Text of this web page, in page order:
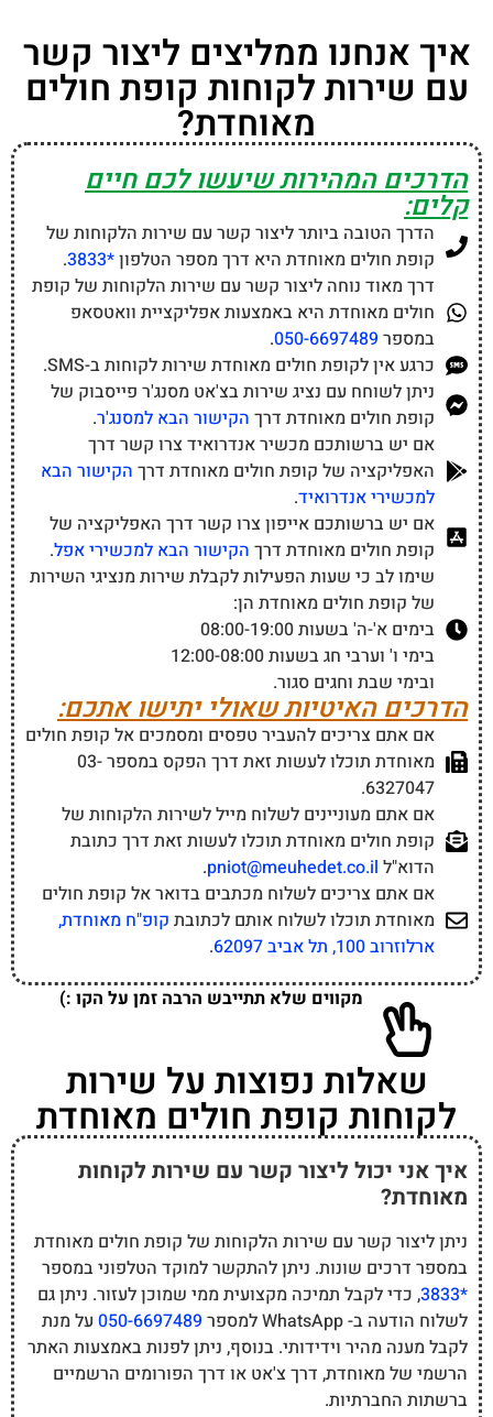
איך אנחנו ממליצים ליצור קשר
עם שירות לקוחות קופת חולים
מאוחדת?
הדרכים המהירות שיעשו לכם חיים
קלים:
הדרך הטובה ביותר ליצור קשר עם שירות הלקוחות של
קופת חולים מאוחדת היא דרך מספר הטלפון*3833
.
דרך מאוד נוחה ליצור קשר עם שירות הלקוחות של קופת
חולים מאוחדת היא באמצעות אפליקציית וואטסאפ
במספר 050-6697489
.
כרגע אין לקופת חולים מאוחדת שירות לקוחות ב-SMS.
ניתן לשוחח עם נציג שירות בצ'אט מסנג'ר פייסבוק של
קופת חולים מאוחדת דרך הקישור הבא למסנג'ר.
אם יש ברשותכם מכשיר אנדרואיד צרו קשר דרך
האפליקציה של קופת חולים מאוחדת דרך הקישור הבא
למכשירי אנדרואיד.
אם יש ברשותכם אייפון צרו קשר דרך האפליקציה של
קופת חולים מאוחדת דרך הקישור הבא למכשירי אפל.
שימו לב כי שעות הפעילות לקבלת שירות מנציגי השירות
של קופת חולים מאוחדת הן:
בימים א'-ה' בשעות 08:00-19:00
בימי ו' וערבי חג בשעות 12:00-08:00
ובימי שבת וחגים סגור.
הדרכים האיטיות שאולי יתישו אתכם:
אם אתם צריכים להעביר טפסים ומסמכים אל קופת חולים
מאוחדת תוכלו לעשות זאת דרך הפקס במספר 03-
6327047.
אם אתם מעוניינים לשלוח מייל לשירות הלקוחות של
קופת חולים מאוחדת תוכלו לעשות זאת דרך כתובת
הדוא"ל pniot@meuhedet.co.il
.
אם אתם צריכים לשלוח מכתבים בדואר אל קופת חולים
מאוחדת תוכלו לשלוח אותם לכתובת קופ"ח מאוחדת,
ארלוזרוב 100, תל אביב 62097
.
מקווים שלא תתייבש הרבה זמן על הקו :)
שאלות נפוצות על שירות
לקוחות קופת חולים מאוחדת
איך אני יכול ליצור קשר עם שירות לקוחות
מאוחדת?
ניתן ליצור קשר עם שירות הלקוחות של קופת חולים מאוחדת
במספר דרכים שונות. ניתן להתקשר למוקד הטלפוני במספר
*3833
, כדי לקבל תמיכה מקצועית ממי שמוכן לעזור. ניתן גם
לשלוח הודעה ב- WhatsApp למספר
050-6697489 על מנת
לקבל מענה מהיר וידידותי. בנוסף, ניתן לפנות באמצעות האתר
הרשמי של מאוחדת, דרך צ'אט או דרך הפורומים הרשמיים
ברשתות החברתיות.